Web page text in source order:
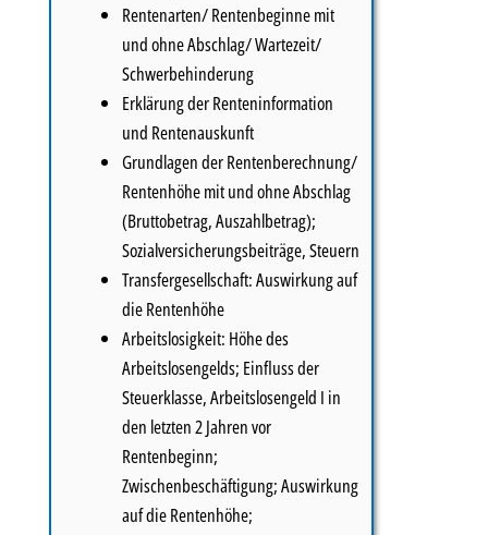
Rentenarten/ Rentenbeginne mit
und ohne Abschlag/ Wartezeit/
Schwerbehinderung
Erklärung der Renteninformation
und Rentenauskunft
Grundlagen der Rentenberechnung/
Rentenhöhe mit und ohne Abschlag
(Bruttobetrag, Auszahlbetrag);
Sozialversicherungsbeiträge, Steuern
Transfergesellschaft: Auswirkung auf
die Rentenhöhe
Arbeitslosigkeit: Höhe des
Arbeitslosengelds; Einfluss der
Steuerklasse, Arbeitslosengeld I in
den letzten 2 Jahren vor
Rentenbeginn;
Zwischenbeschäftigung; Auswirkung
auf die Rentenhöhe;